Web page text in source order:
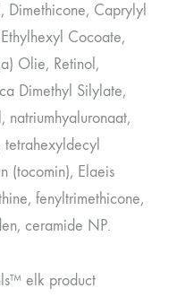
Dimethicone, Caprylyl
Cocoate,
Olie, Retinol,
Dimethyl Silylate,
natriumhyaluronaat,
(tocomin), Elaeis
fenyltrimethicone,
ceramide NP.
elk product